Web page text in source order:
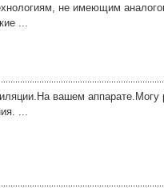
не имеющим
...
вашем
...